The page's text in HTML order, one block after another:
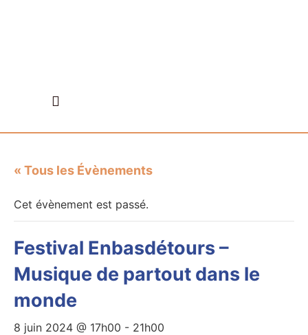
« Tous les Évènements
Cet évènement est passé.
Festival Enbasdétours –
Musique de partout dans le
monde
8 juin 2024 @ 17h00 - 21h00